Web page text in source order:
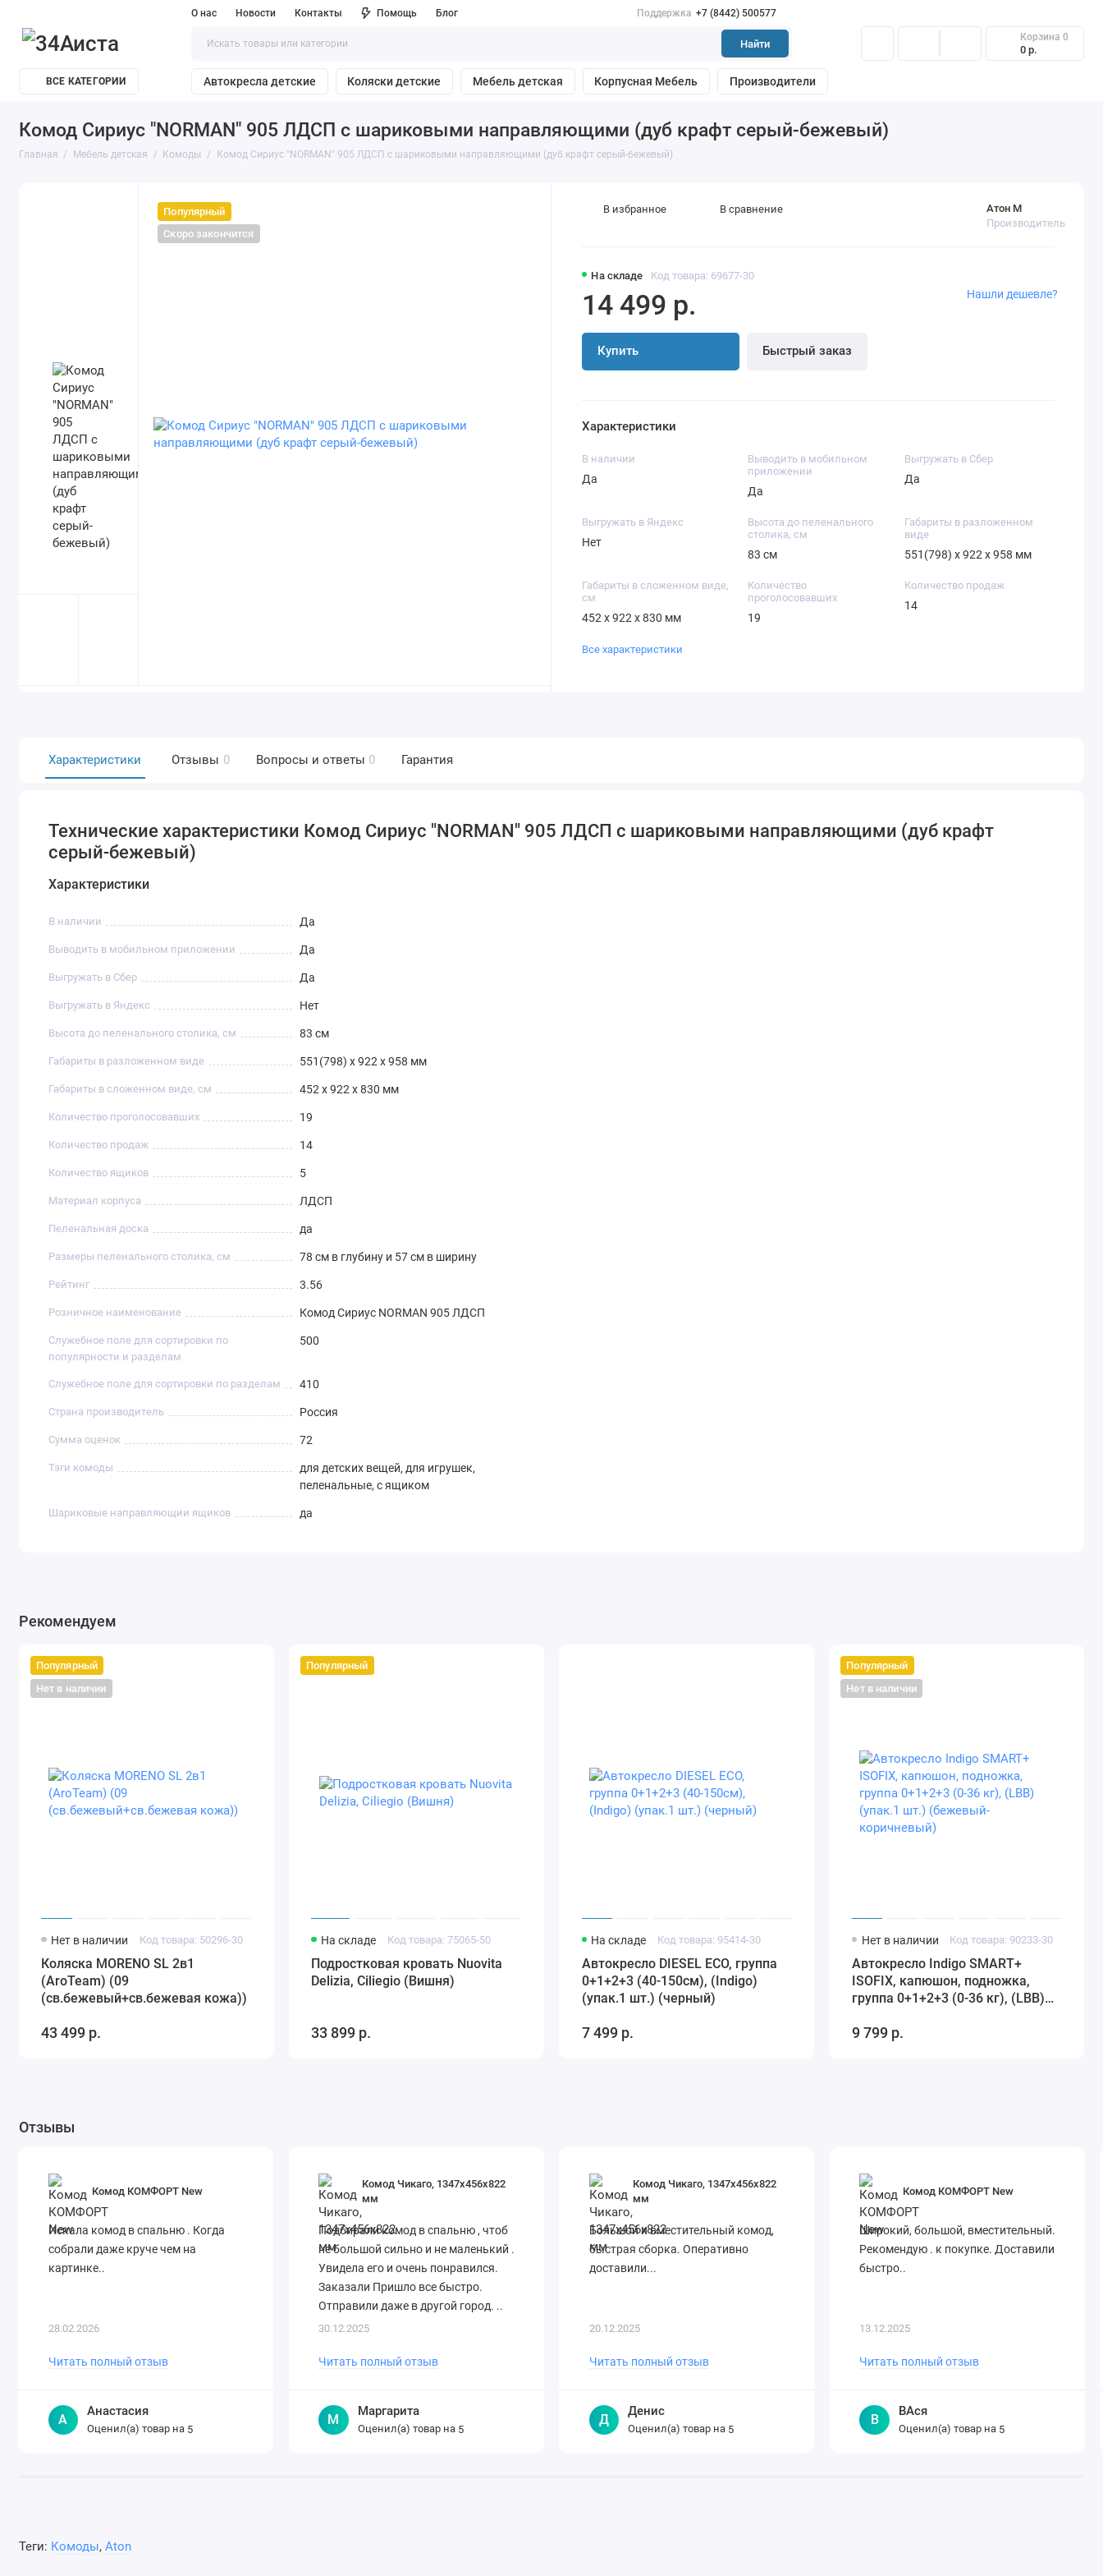
О нас Новости Контакты Помощь Блог Поддержка +7 (8442) 500577
Найти
Корзина 0
0 р.
ВСЕ КАТЕГОРИИ Автокресла детские Коляски детские Мебель детская Корпусная Мебель Производители
Комод Сириус "NORMAN" 905 ЛДСП с шариковыми направляющими (дуб крафт серый-бежевый)
Главная Мебель детская Комоды Комод Сириус "NORMAN" 905 ЛДСП с шариковыми направляющими (дуб крафт серый-бежевый)
Популярный
Скоро закончится
На складе Код товара: 69677-30
Атон М
Производитель
14 499 р.
Купить Быстрый заказ
Нашли дешевле?
В избранное В сравнение
Характеристики
В наличии
Да
Выводить в мобильном
приложении
Да
Выгружать в Сбер
Да
Выгружать в Яндекс
Нет
Высота до пеленального
столика, см
83 см
Габариты в разложенном
виде
551(798) х 922 х 958 мм
Габариты в сложенном виде,
см
452 х 922 х 830 мм
Количество
проголосовавших
19
Количество продаж
14
Все характеристики
Характеристики Отзывы 0 Вопросы и ответы 0 Гарантия
Технические характеристики Комод Сириус "NORMAN" 905 ЛДСП с шариковыми направляющими (дуб крафт
серый-бежевый)
Характеристики
В наличии Да
Выводить в мобильном приложении Да
Выгружать в Сбер Да
Выгружать в Яндекс Нет
Высота до пеленального столика, см 83 см
Габариты в разложенном виде 551(798) х 922 х 958 мм
Габариты в сложенном виде, см 452 х 922 х 830 мм
Количество проголосовавших 19
Количество продаж 14
Количество ящиков 5
Материал корпуса ЛДСП
Пеленальная доска да
Размеры пеленального столика, см 78 см в глубину и 57 см в ширину
Рейтинг 3.56
Розничное наименование Комод Сириус NORMAN 905 ЛДСП
Служебное поле для сортировки по
популярности и разделам
500
Служебное поле для сортировки по разделам 410
Страна производитель Россия
Сумма оценок 72
Тэги комоды
для детских вещей, для игрушек,
пеленальные, с ящиком
Шариковые направляющии ящиков да
Рекомендуем
Популярный
Нет в наличии
Нет в наличии Код товара: 50296-30
Коляска MORENO SL 2в1
(AroTeam) (09
(св.бежевый+св.бежевая кожа))
43 499 р.
Популярный
На складе Код товара: 75065-50
Подростковая кровать Nuovita
Delizia, Ciliegio (Вишня)
33 899 р.
На складе Код товара: 95414-30
Автокресло DIESEL ECO, группа
0+1+2+3 (40-150см), (Indigo)
(упак.1 шт.) (черный)
7 499 р.
Популярный
Нет в наличии
Нет в наличии Код товара: 90233-30
Автокресло Indigo SMART+
ISOFIX, капюшон, подножка,
группа 0+1+2+3 (0-36 кг), (LBB)
коричневый)
9 799 р.
Отзывы
Комод КОМФОРТ New
Искала комод в спальню . Когда
собрали даже круче чем на
картинке..
28.02.2026
Читать полный отзыв
А
Анастасия
Оценил(а) товар на 5
Комод Чикаго, 1347х456х822
мм
Подбирали комод в спальню , чтоб
не большой сильно и не маленький .
Увидела его и очень понравился.
Заказали Пришло все быстро.
Отправили даже в другой город. ..
30.12.2025
Читать полный отзыв
М
Маргарита
Оценил(а) товар на 5
Комод Чикаго, 1347х456х822
мм
Большой и вместительный комод,
быстрая сборка. Оперативно
доставили...
20.12.2025
Читать полный отзыв
Д
Денис
Оценил(а) товар на 5
Комод КОМФОРТ New
Широкий, большой, вместительный.
Рекомендую . к покупке. Доставили
быстро..
13.12.2025
Читать полный отзыв
В
ВАся
Оценил(а) товар на 5
Теги: Комоды, Aton